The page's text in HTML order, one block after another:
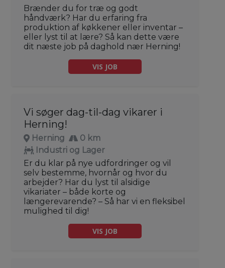
Brænder du for træ og godt
håndværk? Har du erfaring fra
produktion af køkkener eller inventar –
eller lyst til at lære? Så kan dette være
dit næste job på daghold nær Herning!
VIS JOB
Vi søger dag-til-dag vikarer i
Herning!
Herning
0 km
Industri og Lager
Er du klar på nye udfordringer og vil
selv bestemme, hvornår og hvor du
arbejder? Har du lyst til alsidige
vikariater – både korte og
længerevarende? – Så har vi en fleksibel
mulighed til dig!
VIS JOB